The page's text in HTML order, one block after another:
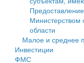
Здравоохранение
Социальная защита
Фотоальбом
Муниципальный
Муниципальные
Проекты
среднего
Информационная
среднего
Министерством
области
Малое и среднее
Инвестиции
ФМС